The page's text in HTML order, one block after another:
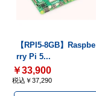
【RPI5-8GB】Raspbe
rry Pi 5...
￥33,900
税込￥37,290